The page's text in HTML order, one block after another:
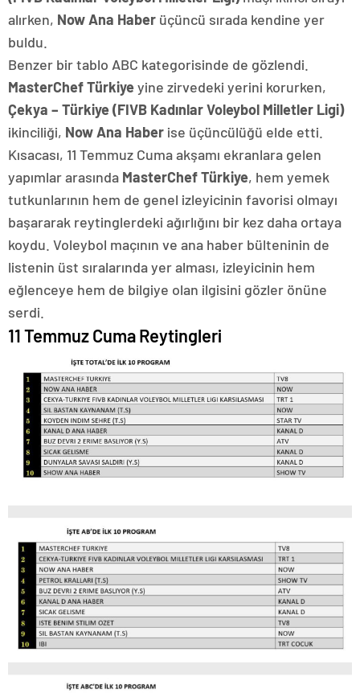
alırken, Now Ana Haber üçüncü sırada kendine yer
buldu.
Benzer bir tablo ABC kategorisinde de gözlendi.
MasterChef Türkiyeyine zirvedeki yerini korurken,
Çekya – Türkiye (FIVB Kadınlar Voleybol Milletler Ligi)
ikinciliği, Now Ana Haber ise üçüncülüğü elde etti.
Kısacası, 11 Temmuz Cuma akşamı ekranlara gelen
yapımlar arasında MasterChef Türkiye, hem yemek
tutkunlarının hem de genel izleyicinin favorisi olmayı
başararak reytinglerdeki ağırlığını bir kez daha ortaya
koydu. Voleybol maçının ve ana haber bülteninin de
listenin üst sıralarında yer alması, izleyicinin hem
eğlenceye hem de bilgiye olan ilgisini gözler önüne
serdi.
11 Temmuz Cuma Reytingleri